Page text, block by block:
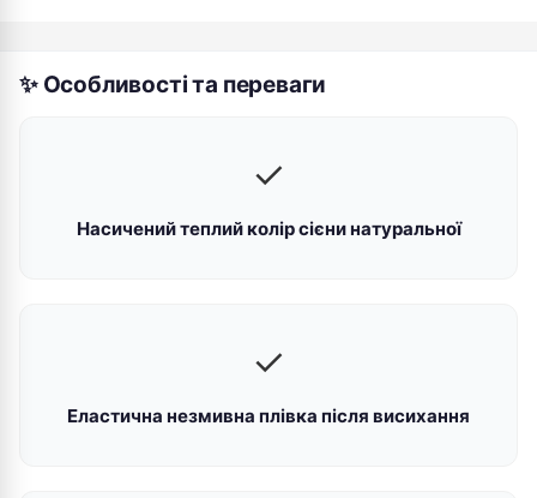
✨ Особливості та переваги
✓
Насичений теплий колір сієни натуральної
✓
Еластична незмивна плівка після висихання